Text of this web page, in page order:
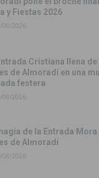
y Fiestas 2026
08/2026
Cristiana llena
de Almoradí en una
festera
08/2026
de la Entrada
de Almoradí
08/2026